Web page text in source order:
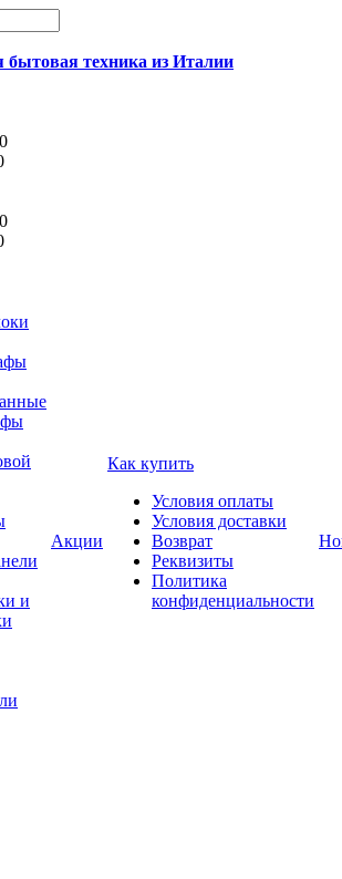
бытовая техника из Италии
и
Акции
Как купить
Условия оплаты
Условия доставки
Возврат
Реквизиты
Политика
конфиденциальности